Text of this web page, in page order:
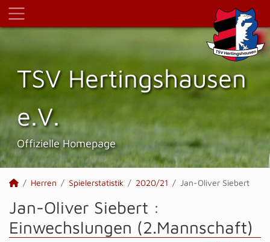
TSV Hertings­hausen
e.V.
Offizielle Homepage
Herren Spielerstatistik 2020/21 Jan-Oliver Siebert
Jan-Oliver Siebert :
Einwechslungen (2.Mannschaft)